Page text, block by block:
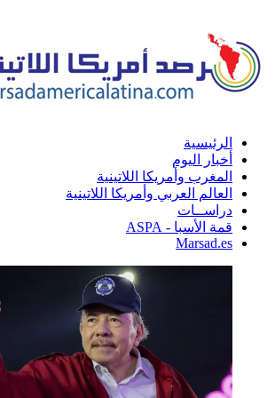
الرئيسية
أخبار اليوم
المغرب وأمريكا اللاتينية
العالم العربي وأمريكا اللاتينية
دراســات
قمة الأسبا - ASPA
Marsad.es